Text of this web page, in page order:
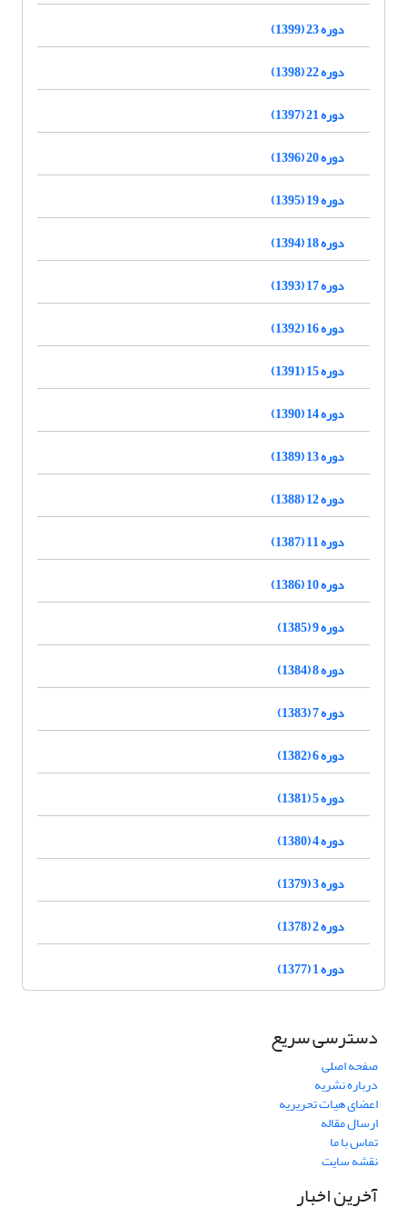
دوره 23 (1399)
دوره 22 (1398)
دوره 21 (1397)
دوره 20 (1396)
دوره 19 (1395)
دوره 18 (1394)
دوره 17 (1393)
دوره 16 (1392)
دوره 15 (1391)
دوره 14 (1390)
دوره 13 (1389)
دوره 12 (1388)
دوره 11 (1387)
دوره 10 (1386)
دوره 9 (1385)
دوره 8 (1384)
دوره 7 (1383)
دوره 6 (1382)
دوره 5 (1381)
دوره 4 (1380)
دوره 3 (1379)
دوره 2 (1378)
دوره 1 (1377)
دسترسی سریع
صفحه اصلی
درباره نشریه
اعضای هیات تحریریه
ارسال مقاله
تماس با ما
نقشه سایت
آخرین اخبار